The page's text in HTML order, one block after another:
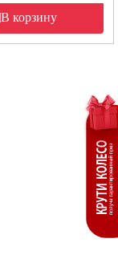
В корзину